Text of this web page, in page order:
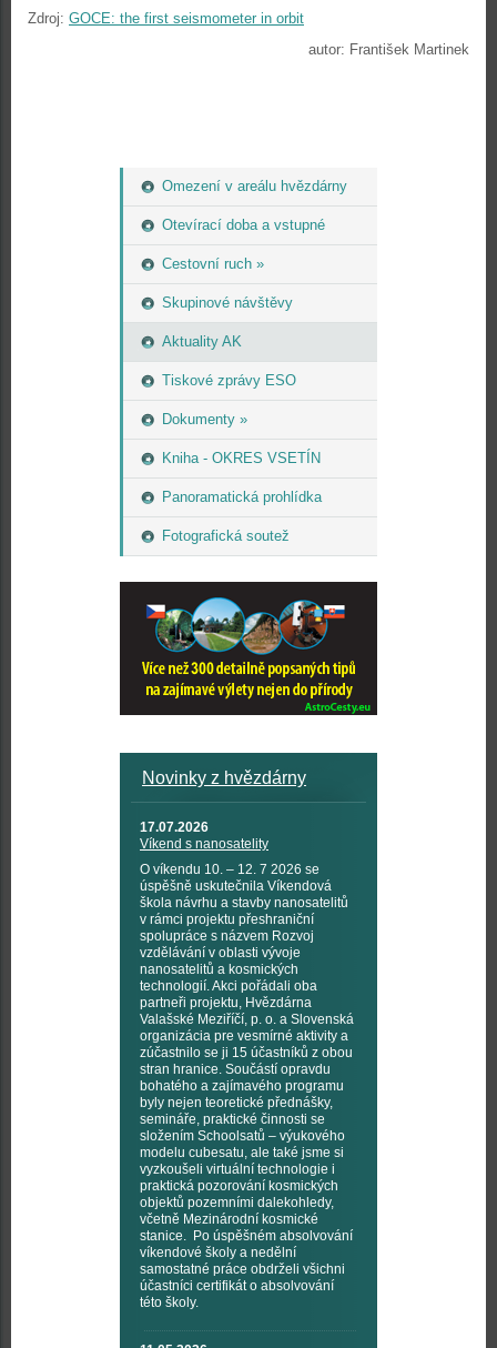
Omezení v areálu hvězdárny
Otevírací doba a vstupné
Cestovní ruch »
Skupinové návštěvy
Aktuality AK
Tiskové zprávy ESO
Dokumenty »
Kniha - OKRES VSETÍN
Panoramatická prohlídka
Fotografická soutež
Novinky z hvězdárny
17.07.2026
Víkend s nanosatelity
O víkendu 10. – 12. 7 2026 se
úspěšně uskutečnila Víkendová
škola návrhu a stavby nanosatelitů
v rámci projektu přeshraniční
spolupráce s názvem Rozvoj
vzdělávání v oblasti vývoje
nanosatelitů a kosmických
technologií. Akci pořádali oba
partneři projektu, Hvězdárna
Valašské Meziříčí, p. o. a Slovenská
organizácia pre vesmírné aktivity a
zúčastnilo se ji 15 účastníků z obou
stran hranice. Součástí opravdu
bohatého a zajímavého programu
byly nejen teoretické přednášky,
semináře, praktické činnosti se
složením Schoolsatů – výukového
modelu cubesatu, ale také jsme si
vyzkoušeli virtuální technologie i
praktická pozorování kosmických
objektů pozemními dalekohledy,
včetně Mezinárodní kosmické
stanice. Po úspěšném absolvování
víkendové školy a nedělní
samostatné práce obdrželi všichni
účastníci certifikát o absolvování
této školy.
Zdroj: GOCE: the first seismometer in orbit
autor: František Martinek